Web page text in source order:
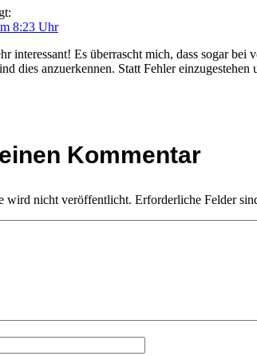
8:23 Uhr
interessant! Es überrascht mich, dass sogar
dies anzuerkennen. Statt Fehler
Kommentar
wird nicht veröffentlicht. Erforderliche Felder